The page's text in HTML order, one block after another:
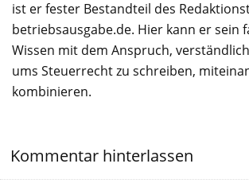
ist er fester Bestandteil des
betriebsausgabe.de. Hier kann er sein
Wissen mit dem Anspruch,
ums Steuerrecht zu schreiben,
kombinieren.
Kommentar hinterlassen